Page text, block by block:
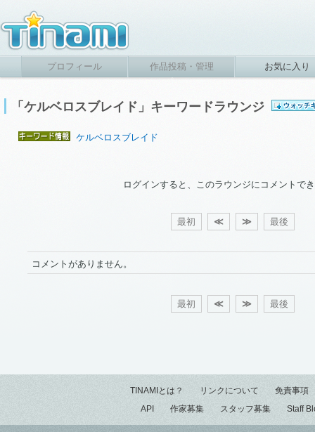
プロフィール 作品投稿・管理 お気に入り
「ケルベロスブレイド」キーワードラウンジ
ケルベロスブレイド
ログインすると、このラウンジにコメントで
最初 ≪ ≫ 最後
コメントがありません。
最初 ≪ ≫ 最後
TINAMIとは？ リンクについて
免責事項
API
作家募集 スタッフ募集 Staff